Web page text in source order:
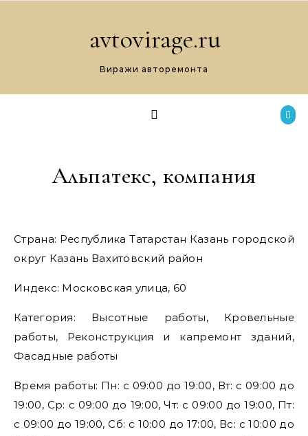
avtovirage.ru
Виражи авторемонта
Альпатекс, компания
Страна: Республика Татарстан Казань городской
округ Казань Вахитовский район
Индекс: Московская улица, 60
Категория: Высотные работы, Кровельные
работы, Реконструкция и капремонт зданий,
Фасадные работы
Время работы: Пн: с 09:00 до 19:00, Вт: с 09:00 до
19:00, Ср: с 09:00 до 19:00, Чт: с 09:00 до 19:00, Пт:
с 09:00 до 19:00, Сб: с 10:00 до 17:00, Вс: с 10:00 до